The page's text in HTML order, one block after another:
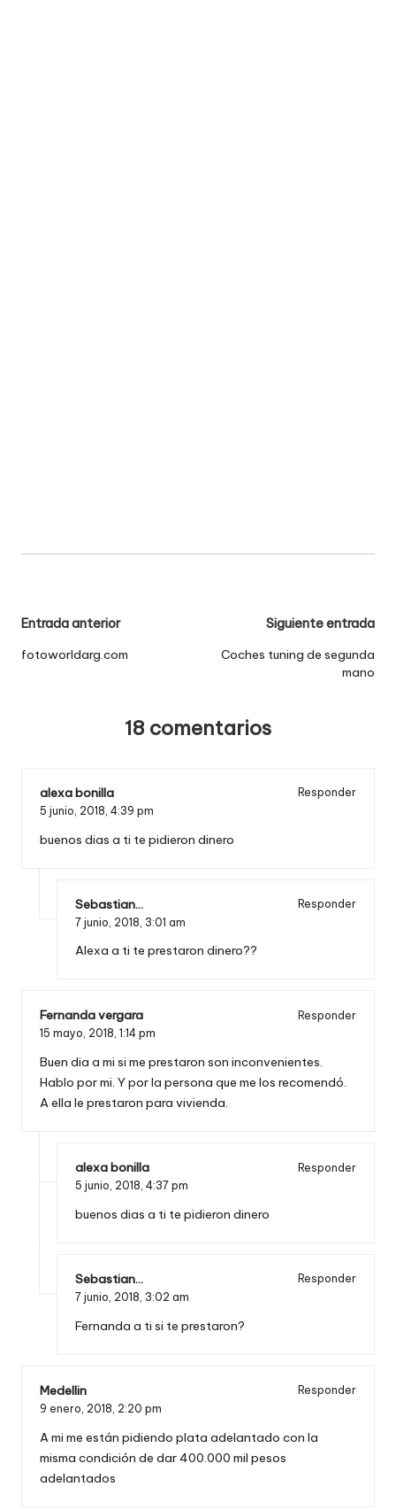
Navegación
de
Entrada anterior
fotoworldarg.com
Siguiente entrada
Coches tuning de segunda
mano
18 comentarios
alexa bonilla
Responder
5 junio, 2018, 4:39 pm
buenos dias a ti te pidieron dinero
Sebastian...
Responder
7 junio, 2018, 3:01 am
Alexa a ti te prestaron dinero??
Fernanda vergara
Responder
15 mayo, 2018, 1:14 pm
Buen dia a mi si me prestaron son inconvenientes.
Hablo por mi. Y por la persona que me los recomendó.
A ella le prestaron para vivienda.
alexa bonilla
Responder
5 junio, 2018, 4:37 pm
buenos dias a ti te pidieron dinero
Sebastian...
Responder
7 junio, 2018, 3:02 am
Fernanda a ti si te prestaron?
Medellin
Responder
9 enero, 2018, 2:20 pm
A mi me están pidiendo plata adelantado con la
misma condición de dar 400.000 mil pesos
adelantados